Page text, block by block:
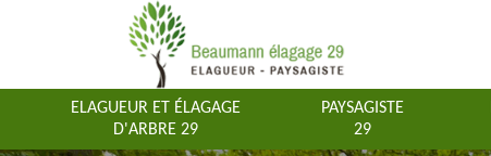
ELAGUEUR ET ÉLAGAGE
D'ARBRE 29
PAYSAGISTE
29